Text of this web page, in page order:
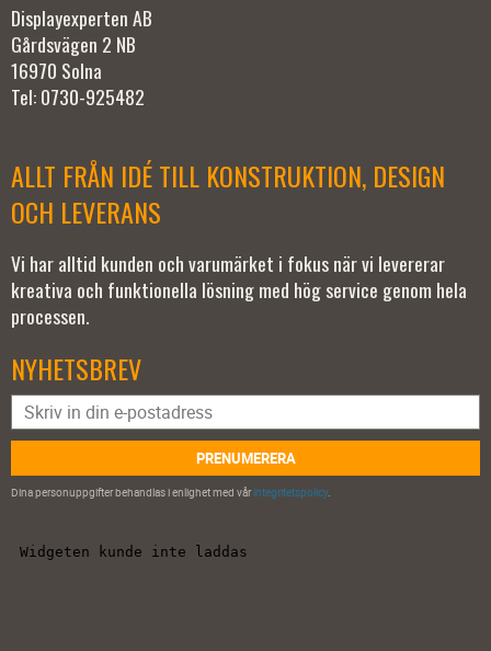
Displayexperten AB
Gårdsvägen 2 NB
16970 Solna
Tel: 0730-925482
ALLT FRÅN IDÉ TILL KONSTRUKTION, DESIGN
OCH LEVERANS
Vi har alltid kunden och varumärket i fokus när vi levererar
kreativa och funktionella lösning med hög service genom hela
processen.
NYHETSBREV
PRENUMERERA
Dina personuppgifter behandlas i enlighet med vårintegritetspolicy.